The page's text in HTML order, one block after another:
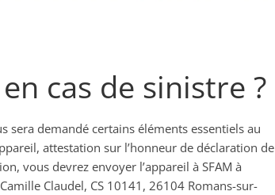
cas de sinistre ?
sera demandé certains éléments essentiels au
attestation sur l’honneur de déclaration de
vous devrez envoyer l’appareil à SFAM à
Claudel, CS 10141, 26104 Romans-sur-